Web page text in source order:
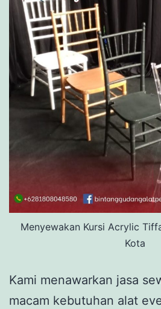
Menyewakan Kursi Acrylic
Kota
Kami menawarkan jasa
macam kebutuhan alat